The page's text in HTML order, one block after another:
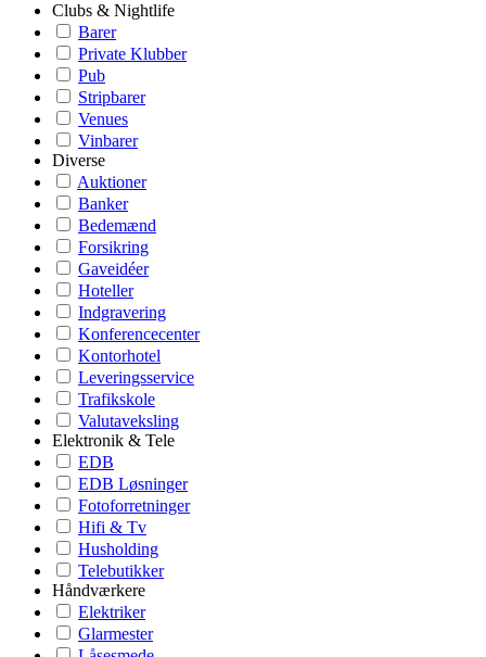
Clubs & Nightlife
Barer
Private Klubber
Pub
Stripbarer
Venues
Vinbarer
Diverse
Auktioner
Banker
Bedemænd
Forsikring
Gaveidéer
Hoteller
Indgravering
Konferencecenter
Kontorhotel
Leveringsservice
Trafikskole
Valutaveksling
Elektronik & Tele
EDB
EDB Løsninger
Fotoforretninger
Hifi & Tv
Husholding
Telebutikker
Håndværkere
Elektriker
Glarmester